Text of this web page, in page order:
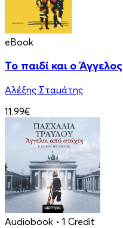
eBook
Το παιδί και ο Άγγελος
Αλέξης Σταμάτης
11.99€
Audiobook • 1 Credit